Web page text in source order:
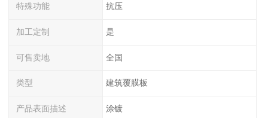
特殊功能 抗压
加工定制 是
可售卖地 全国
类型 建筑覆膜板
产品表面描述 涂镀